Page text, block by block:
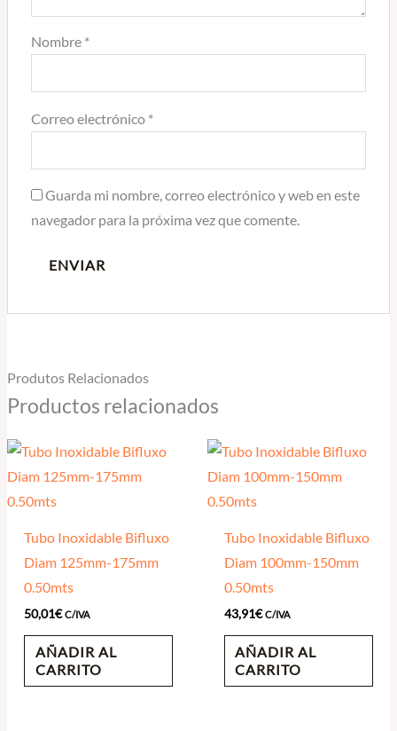
Nombre *
Correo electrónico *
Guarda mi nombre, correo electrónico y web en este
navegador para la próxima vez que comente.
Produtos Relacionados
Productos relacionados
Tubo Inoxidable Bifluxo
Diam 125mm-175mm
0.50mts
50,01€ C/IVA
AÑADIR AL
CARRITO
Tubo Inoxidable Bifluxo
Diam 100mm-150mm
0.50mts
43,91€ C/IVA
AÑADIR AL
CARRITO